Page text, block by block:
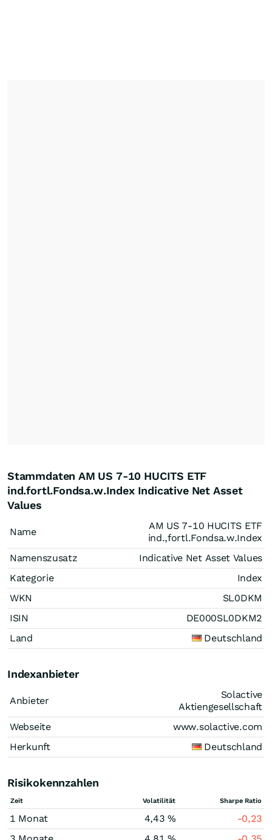
Stammdaten AM US 7-10 HUCITS ETF
ind.fortl.Fondsa.w.Index Indicative Net Asset
Values
Name
AM US 7-10 HUCITS ETF
ind.,fortl.Fondsa.w.Index
Namenszusatz
Indicative Net Asset Values
Kategorie
Index
WKN
SL0DKM
ISIN
DE000SL0DKM2
Land
Deutschland
Indexanbieter
Anbieter
Solactive
Aktiengesellschaft
Webseite
www.solactive.com
Herkunft
Deutschland
Risikokennzahlen
Zeit Volatilität Sharpe Ratio
1 Monat 4,43 %
-0,23